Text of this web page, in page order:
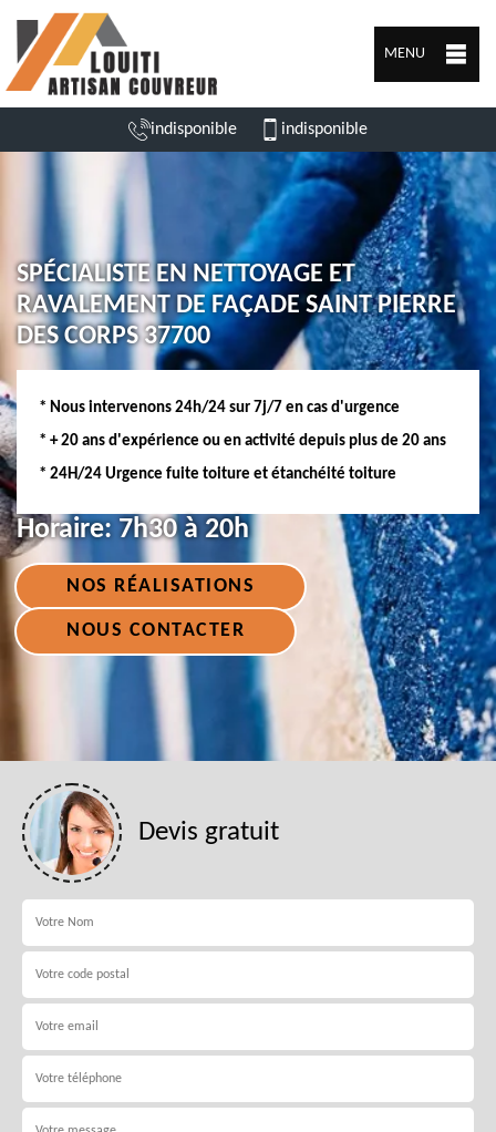
MENU
indisponible indisponible
SPÉCIALISTE EN NETTOYAGE ET
RAVALEMENT DE FAÇADE SAINT PIERRE
DES CORPS 37700
* Nous intervenons 24h/24 sur 7j/7 en cas d'urgence
* + 20 ans d'expérience ou en activité depuis plus de 20 ans
* 24H/24 Urgence fuite toiture et étanchéité toiture
Horaire: 7h30 à 20h
NOS RÉALISATIONS
NOUS CONTACTER
Devis gratuit